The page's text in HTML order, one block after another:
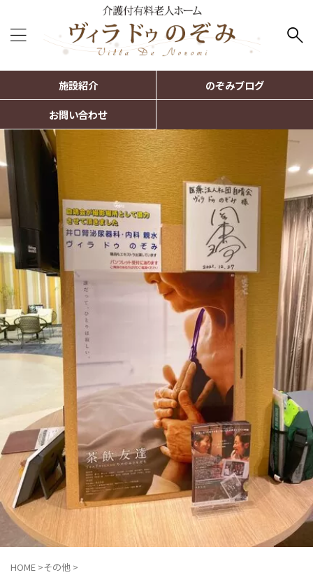
施設紹介
のぞみブログ
お問い合わせ
HOME >その他 >